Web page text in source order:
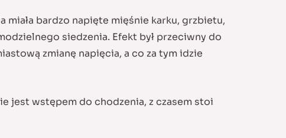
miała bardzo napięte mięśnie karku, grzbietu,
siedzenia. Efekt był przeciwny do
zmianę napięcia, a co za tym idzie
jest wstępem do chodzenia, z czasem stoi